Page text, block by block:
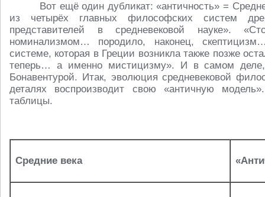
Вот ещё один дубликат: «античность» =
из четырёх главных философских систем
представителей в средневековой науке».
номинализмом… породило, наконец,
системе, которая в Греции возникла также позже
теперь… а именно мистицизму». И в самом
Бонавентурой. Итак, эволюция средневековой
деталях воспроизводит свою «античную
таблицы.
Средние века